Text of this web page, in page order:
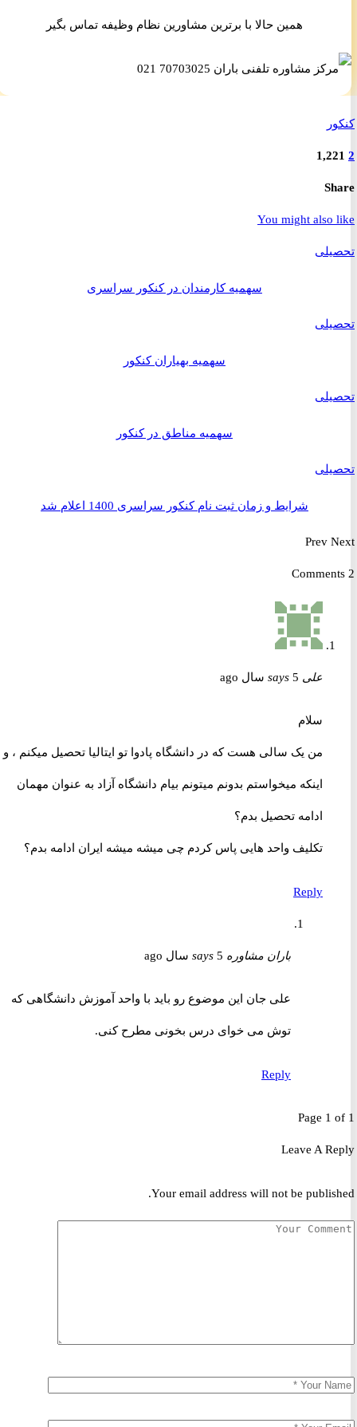
همین حالا با برترین مشاورین نظام وظیفه تماس بگیر
You might
سهمیه کارمندان در کنکور سراسری
سهمیه بهیاران کنکور
سهمیه مناطق در کنکور
شرایط و زمان ثبت نام کنکور سراسری 1400 اعلام شد
Prev
علی says 5 سال ago
سلام
من یک سالی هست که در دانشگاه پادوا تو ایتالیا تحصیل میکنم ، و
اینکه میخواستم بدونم میتونم بیام دانشگاه آزاد به عنوان مهمان
ادامه تحصیل بدم؟
تکلیف واحد هایی پاس کردم چی میشه میشه ایران ادامه بدم؟
Reply
باران مشاوره says 5 سال ago
علی جان این موضوع رو باید با واحد آموزش دانشگاهی که
توش می خوای درس بخونی مطرح کنی.
Reply
Page 1
Leave A
Your email address will not be